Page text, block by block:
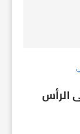
الرأس